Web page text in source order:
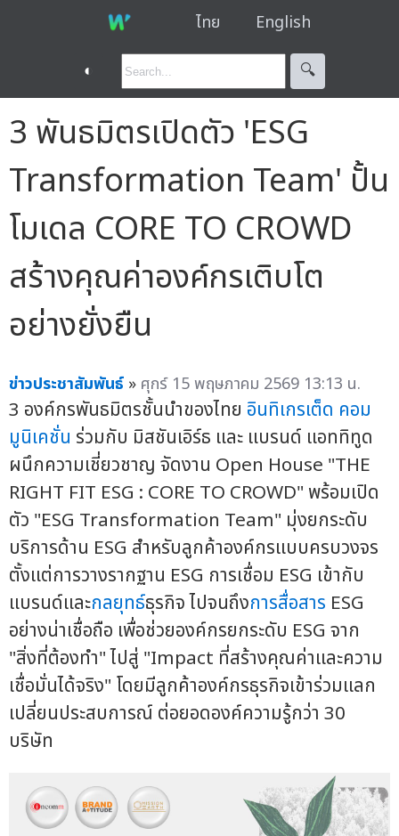
ไทย English
◐ 🔍︎
3 พันธมิตรเปิดตัว 'ESG
Transformation Team' ปั้น
โมเดล CORE TO CROWD
สร้างคุณค่าองค์กรเติบโต
อย่างยั่งยืน
ข่าวประชาสัมพันธ์ » ศุกร์ 15 พฤษภาคม 2569 13:13 น.
3 องค์กรพันธมิตรชั้นนำของไทย อินทิเกรเต็ด คอม
มูนิเคชั่น ร่วมกับ มิสชันเอิร์ธ และ แบรนด์ แอททิทูด
ผนึกความเชี่ยวชาญ จัดงาน Open House "THE
RIGHT FIT ESG : CORE TO CROWD" พร้อมเปิด
ตัว "ESG Transformation Team" มุ่งยกระดับ
บริการด้าน ESG สำหรับลูกค้าองค์กรแบบครบวงจร
ตั้งแต่การวางรากฐาน ESG การเชื่อม ESG เข้ากับ
แบรนด์และกลยุทธ์ธุรกิจ ไปจนถึงการสื่อสาร ESG
อย่างน่าเชื่อถือ เพื่อช่วยองค์กรยกระดับ ESG จาก
"สิ่งที่ต้องทำ" ไปสู่ "Impact ที่สร้างคุณค่าและความ
เชื่อมั่นได้จริง" โดยมีลูกค้าองค์กรธุรกิจเข้าร่วมแลก
เปลี่ยนประสบการณ์ ต่อยอดองค์ความรู้กว่า 30
บริษัท